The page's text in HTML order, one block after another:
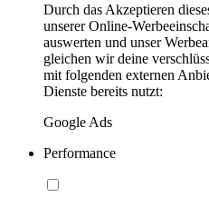
Durch das Akzeptieren
unserer Online-
auswerten und unser
gleichen wir deine
mit folgenden externen
Dienste bereits nutzt:
Google Ads
Performance